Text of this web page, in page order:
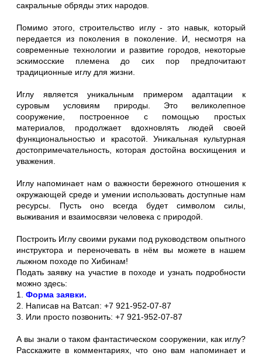
сакральные обряды этих народов.
Помимо этого, строительство иглу - это навык, который
передается из поколения в поколение. И, несмотря на
современные технологии и развитие городов, некоторые
эскимосские племена до сих пор предпочитают
традиционные иглу для жизни.
Иглу является уникальным примером адаптации к
суровым условиям природы. Это великолепное
сооружение, построенное с помощью простых
материалов, продолжает вдохновлять людей своей
функциональностью и красотой. Уникальная культурная
достопримечательность, которая достойна восхищения и
уважения.
Иглу напоминает нам о важности бережного отношения к
окружающей среде и умении использовать доступные нам
ресурсы. Пусть оно всегда будет символом силы,
выживания и взаимосвязи человека с природой.
Построить Иглу своими руками под руководством опытного
инструктора и переночевать в нём вы можете в нашем
лыжном походе по Хибинам!
Подать заявку на участие в походе и узнать подробности
можно здесь:
1. Форма заявки.
2. Написав на Ватсап: +7 921-952-07-87
3. Или просто позвонить: +7 921-952-07-87
А вы знали о таком фантастическом сооружении, как иглу?
Расскажите в комментариях, что оно вам напоминает и